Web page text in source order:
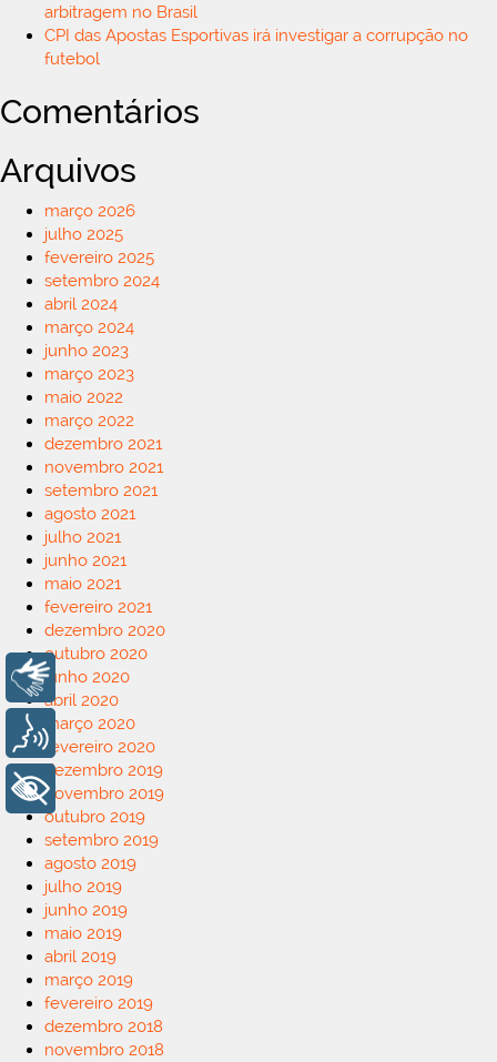
arbitragem no Brasil
CPI das Apostas Esportivas irá investigar a corrupção no
futebol
Comentários
Arquivos
março 2026
julho 2025
fevereiro 2025
setembro 2024
abril 2024
março 2024
junho 2023
março 2023
maio 2022
março 2022
dezembro 2021
novembro 2021
setembro 2021
agosto 2021
julho 2021
junho 2021
maio 2021
fevereiro 2021
dezembro 2020
outubro 2020
junho 2020
abril 2020
março 2020
fevereiro 2020
dezembro 2019
novembro 2019
outubro 2019
setembro 2019
agosto 2019
julho 2019
junho 2019
maio 2019
abril 2019
março 2019
fevereiro 2019
dezembro 2018
novembro 2018
Libras
Voz
+ Acessibilidade